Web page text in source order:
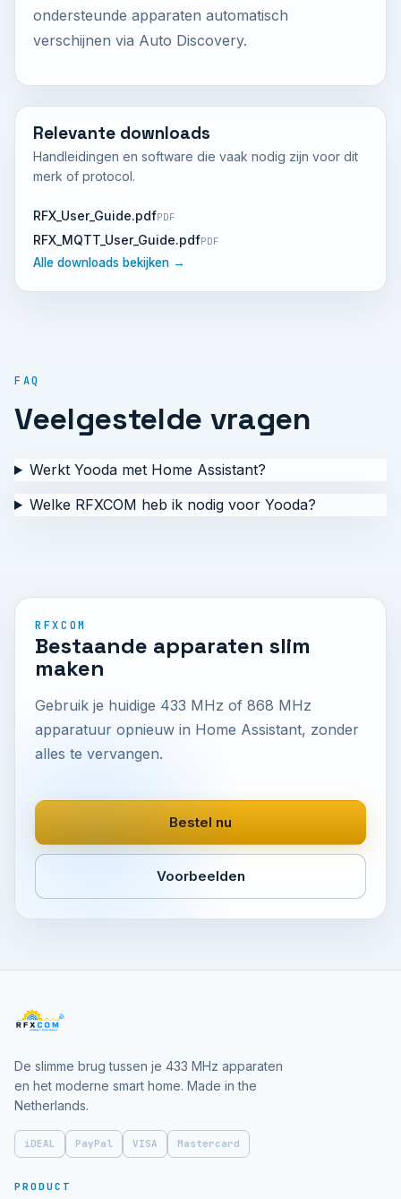
ondersteunde apparaten automatisch
verschijnen via Auto Discovery.
Relevante downloads
Handleidingen en software die vaak nodig zijn voor dit
merk of protocol.
RFX_User_Guide.pdfPDF
RFX_MQTT_User_Guide.pdfPDF
Alle downloads bekijken →
FAQ
Veelgestelde vragen
Werkt Yooda met Home Assistant?
Welke RFXCOM heb ik nodig voor Yooda?
RFXCOM
Bestaande apparaten slim
maken
Gebruik je huidige 433 MHz of 868 MHz
apparatuur opnieuw in Home Assistant, zonder
alles te vervangen.
Bestel nu
Voorbeelden
De slimme brug tussen je 433 MHz apparaten
en het moderne smart home. Made in the
Netherlands.
iDEAL PayPal VISA Mastercard
PRODUCT